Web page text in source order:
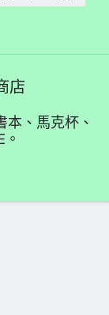
店
本、馬克杯、